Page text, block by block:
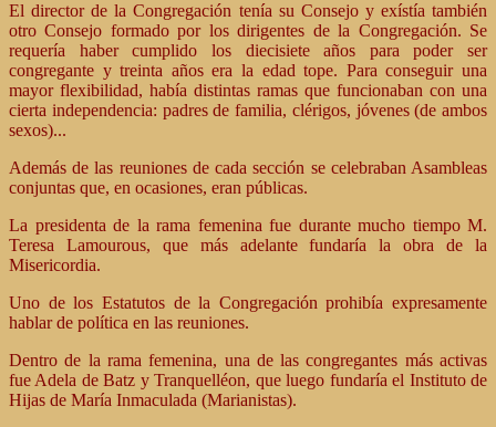
El director de la Congregación tenía su Consejo y exístía también
otro Consejo formado por los dirigentes de la Congregación. Se
requería haber cumplido los diecisiete años para poder ser
congregante y treinta años era la edad tope. Para conseguir una
mayor flexibilidad, había distintas ramas que funcionaban con una
cierta independencia: padres de familia, clérigos, jóvenes (de ambos
sexos)...
Además de las reuniones de cada sección se celebraban Asambleas
conjuntas que, en ocasiones, eran públicas.
La presidenta de la rama femenina fue durante mucho tiempo M.
Teresa Lamourous, que más adelante fundaría la obra de la
Misericordia.
Uno de los Estatutos de la Congregación prohibía expresamente
hablar de política en las reuniones.
Dentro de la rama femenina, una de las congregantes más activas
fue Adela de Batz y Tranquelléon, que luego fundaría el Instituto de
Hijas de María Inmaculada (Marianistas).